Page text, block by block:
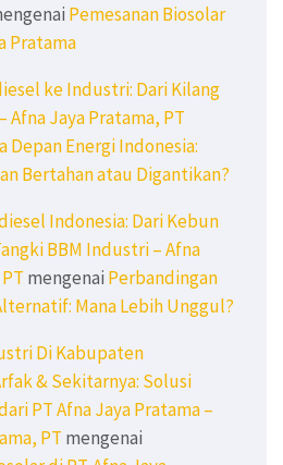
Pemesanan Biosolar
Pratama
ke Industri: Dari Kilang
Afna Jaya Pratama, PT
Depan Energi Indonesia:
Bertahan atau Digantikan?
Indonesia: Dari Kebun
BBM Industri – Afna
mengenai Perbandingan
Mana Lebih Unggul?
Di Kabupaten
& Sekitarnya: Solusi
PT Afna Jaya Pratama –
PT mengenai